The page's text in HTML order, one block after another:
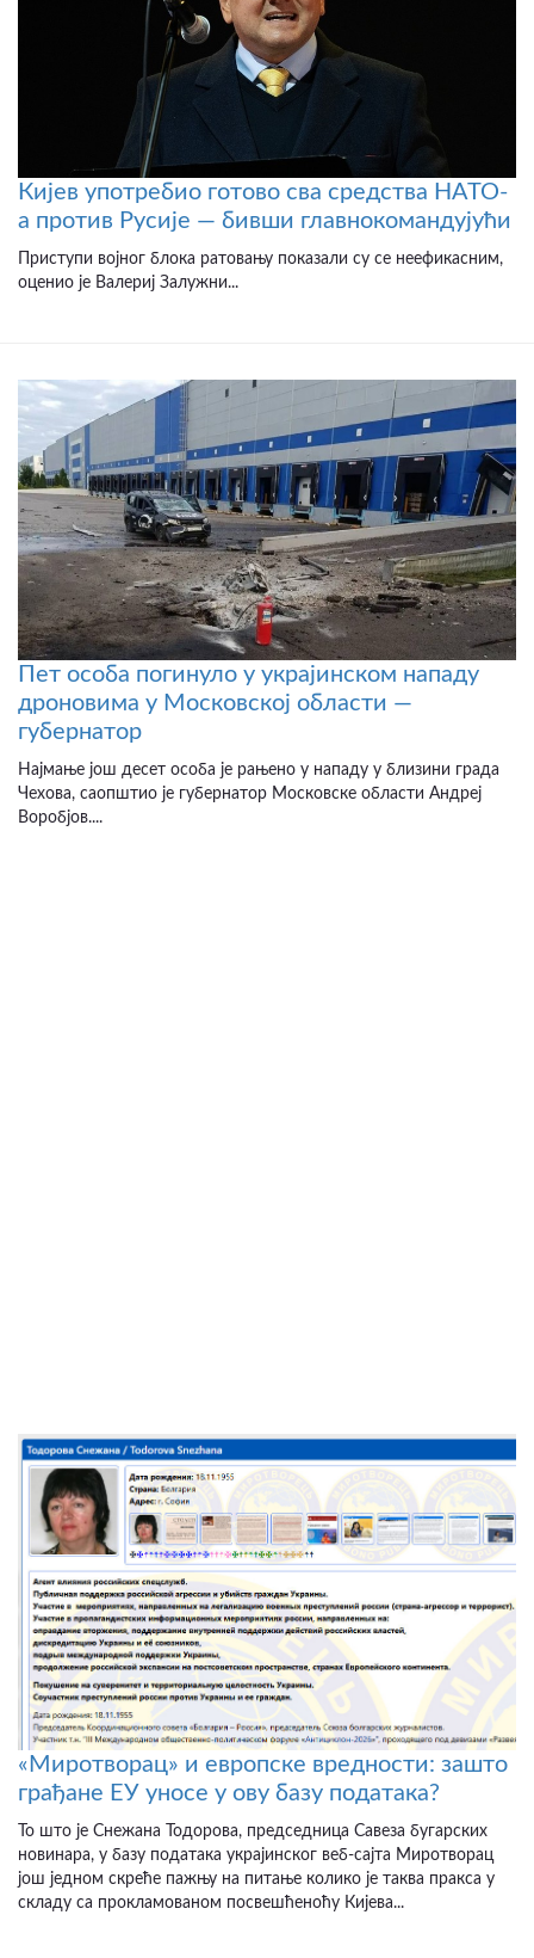
Кијев употребио готово сва средства НАТО-
а против Русије — бивши главнокомандујући
Приступи војног блока ратовању показали су се неефикасним,
оценио је Валериј Залужни...
Пет особа погинуло у украјинском нападу
дроновима у Московској области —
губернатор
Најмање још десет особа је рањено у нападу у близини града
Чехова, саопштио је губернатор Московске области Андреј
Воробјов....
«Миротворац» и европске вредности: зашто
грађане ЕУ уносе у ову базу података?
То што је Снежана Тодорова, председница Савеза бугарских
новинара, у базу података украјинског веб-сајта Миротворац
још једном скреће пажњу на питање колико је таква пракса у
складу са прокламованом посвешћеноћу Кијева...